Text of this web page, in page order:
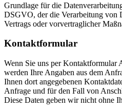
Grundlage für die
DSGVO, der die Verarbeitung von
Vertrags oder vorvertraglicher
Kontaktformular
Wenn Sie uns per Kontaktformular
werden Ihre Angaben aus dem
Ihnen dort angegebenen
Anfrage und für den Fall von
Diese Daten geben wir nicht ohne